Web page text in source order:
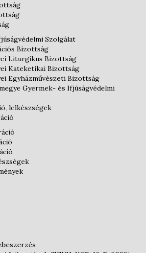
Szolgálat
Bizottság
Liturgikus Bizottság
Kateketikai Bizottság
Egyházművészeti Bizottság
Gyermek- és Ifjúságvédelmi
lelkészségek